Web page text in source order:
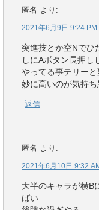
匿名 より:
2021年6月9日 9:24 PM
突進技とか空Nでひ
しにAボタン長押し
やってる事テリー
妙に高いのが気持
返信
匿名 より:
2021年6月10日 9:32
大半のキャラが横B
ばい